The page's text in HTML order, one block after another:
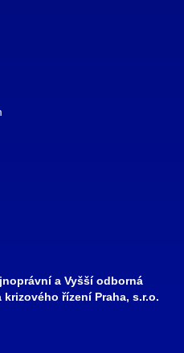
a Vyšší odborná
řízení Praha, s.r.o.